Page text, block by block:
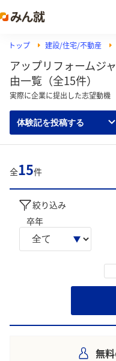
トップ 建設/住宅/不動産
アップリフォームジ
由一覧（全15件）
実際に企業に提出した志望動機
体験記を投稿する
全15件
絞り込み
卒年
無